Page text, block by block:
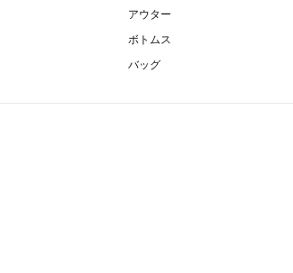
アウター
ボトムス
バッグ